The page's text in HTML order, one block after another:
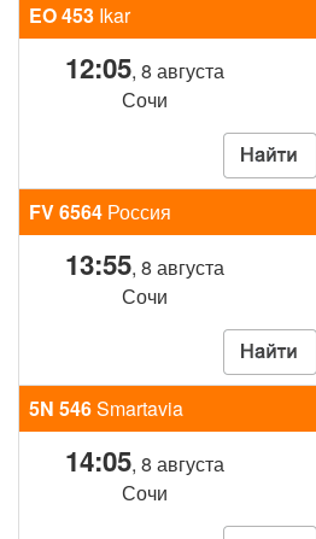
EO 453 Ikar
12:05, 8 августа
Сочи
FV 6564 Россия
13:55, 8 августа
Сочи
5N 546Smartavia
14:05, 8 августа
Сочи